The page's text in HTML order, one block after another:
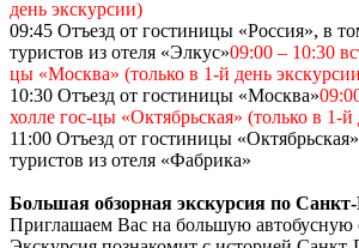
день экскурсии)
09:45 Отъезд от гостиницы «Россия», в
туристов из отеля «Элкус»09:00 – 10:30
цы «Москва» (только в 1-й день
10:30 Отъезд от гостиницы «Москва»
холле гос-цы «Октябрьская» (только в 1-й
11:00 Отъезд от гостиницы
туристов из отеля «Фабрика»
Большая обзорная экскурсия по Санкт-
Приглашаем Вас на большую автобусную